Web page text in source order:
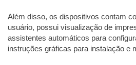
Além disso, os dispositivos contam
usuário, possui visualização de
assistentes automáticos para
instruções gráficas para instalação e